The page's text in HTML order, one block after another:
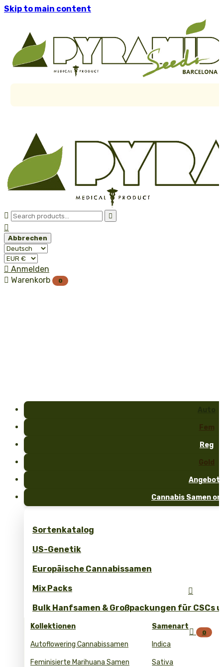
Skip to main content
 

Abbrechen
 Anmelden
 Warenkorb 0
Fem
Reg
Gold
Cannabis Samen
Sortenkatalog
US-Genetik
Europäische Cannabissamen
Mix Packs
Bulk Hanfsamen & Großpackungen für CSCs
Kollektionen
Autoflowering Cannabissamen
Feminisierte Marihuana Samen
Samenart
Indica
Sativa

 0